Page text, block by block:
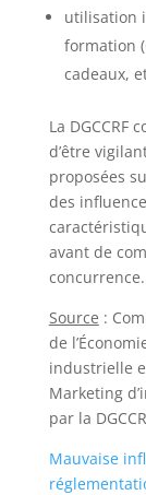
utilisation
formation
cadeaux,
La DGCCRF
d’être
proposées
des
avant de
concurrence.
Source :
de
industrielle
Marketing
par la
Mauvaise